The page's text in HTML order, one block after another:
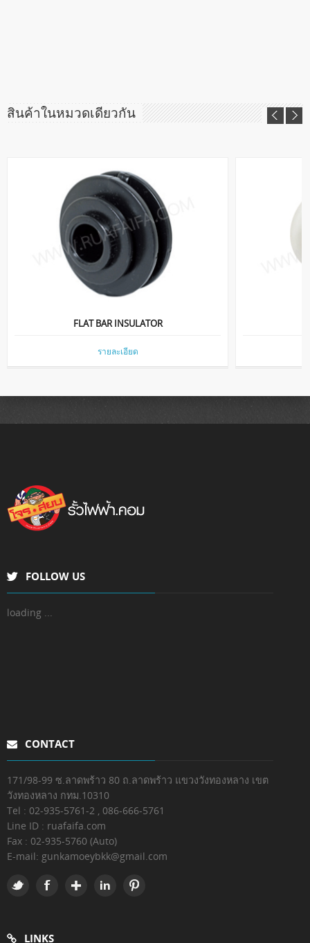
สินค้าในหมวดเดียวกัน
FLAT BAR INSULATOR
รายละเอียด
FOLLOW US
loading ...
CONTACT
171/98-99 ซ.ลาดพร้าว 80 ถ.ลาดพร้าว แขวงวังทองหลาง เขต
วังทองหลาง กทม.10310
Tel : 02-935-5761-2 , 086-666-5761
Line ID : ruafaifa.com
Fax : 02-935-5760 (Auto)
E-mail: gunkamoeybkk@gmail.com
LINKS